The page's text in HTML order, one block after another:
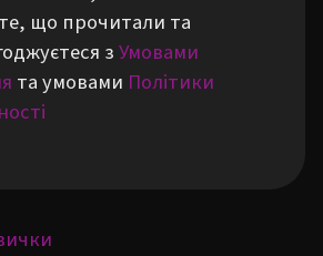
що прочитали та
зУмовами
та умовами Політики